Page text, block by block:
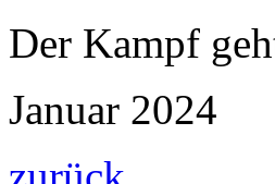
Der Kampf
Januar 2024